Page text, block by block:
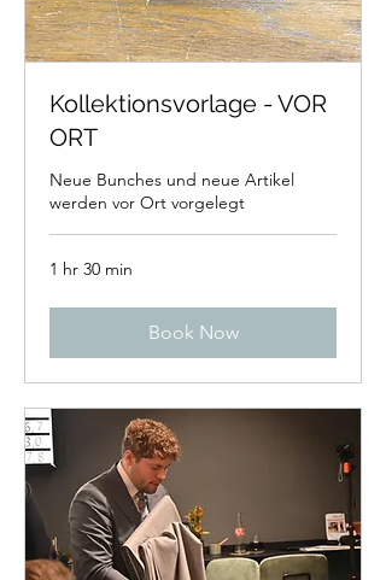
Kollektionsvorlage - VOR
ORT
Neue Bunches und neue Artikel
werden vor Ort vorgelegt
1 hr 30 min
Book Now